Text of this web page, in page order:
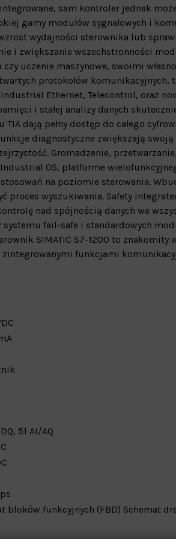
sam kontroler jednak
gamy modułów sygnałowych i
wydajności sterownika lub
i zwiększanie wszechstronności
uczenie maszynowe, swoimi
protokołów komunikacyjnych,
Industrial Ethernet, Telecontrol, oraz
i stałej analizy danych
dają pełny dostęp do całego
diagnostyczne zwiększają swoją
Gromadzenie,
OS, platforme
na poziomie sterowania.
proces wyszukiwania. Safety
kontrolę nad spójnością danych we
fail-safe i standardowych
SIMATIC S7-1200 to znakomity
funkcjami
51 AI/AQ
bloków funkcyjnych (FBD) Schemat